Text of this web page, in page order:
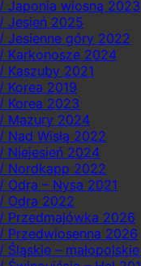
Japonia wiosną 2023
Jesień 2025
Jesienne góry 2022
Karkonosze 2024
Kaszuby 2021
Korea 2019
Korea 2023
Mazury 2024
Wisłą 2022
Niejesień 2024
Nordkapp 2022
Odra – Nysa 2021
Odra 2022
Przedmajówka 2026
Przedwiosenna 2026
Śląskie –